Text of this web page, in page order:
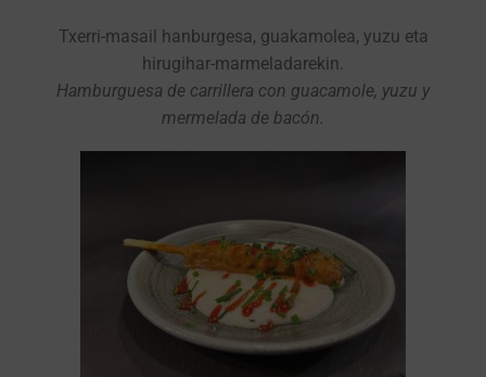
Txerri-masail hanburgesa, guakamolea, yuzu eta
hirugihar-marmeladarekin.
Hamburguesa de carrillera con guacamole, yuzu y
mermelada de bacón.